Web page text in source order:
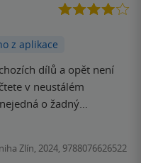
z aplikace
dílů a opět není
v neustálém
o žadný
infarkt. Napětí je
mne jedinou vadou na
kostrbaté
Zlín, 2024, 9788076626522